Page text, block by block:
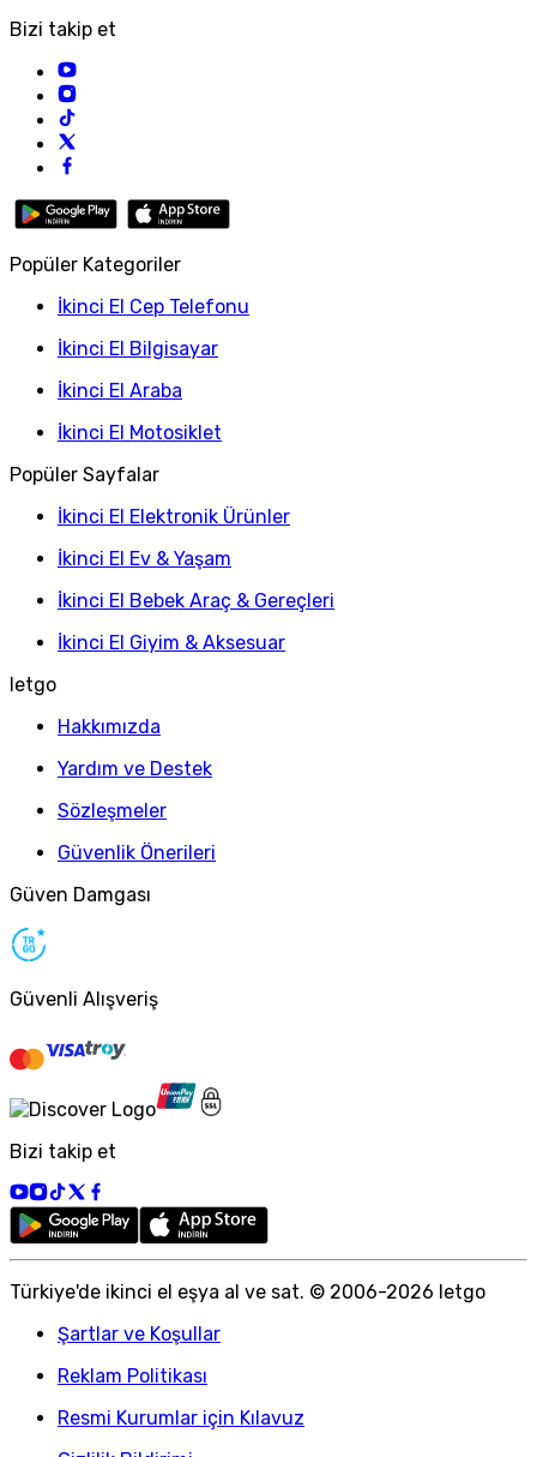
Bizi takip et
Popüler Kategoriler
İkinci El Cep Telefonu
İkinci El Bilgisayar
İkinci El Araba
İkinci El Motosiklet
Popüler Sayfalar
İkinci El Elektronik Ürünler
İkinci El Ev & Yaşam
İkinci El Bebek Araç & Gereçleri
İkinci El Giyim & Aksesuar
letgo
Hakkımızda
Yardım ve Destek
Sözleşmeler
Güvenlik Önerileri
Güven Damgası
Güvenli Alışveriş
Bizi takip et
Türkiye'de ikinci el eşya al ve sat. © 2006-2026 letgo
Şartlar ve Koşullar
Reklam Politikası
Resmi Kurumlar için Kılavuz